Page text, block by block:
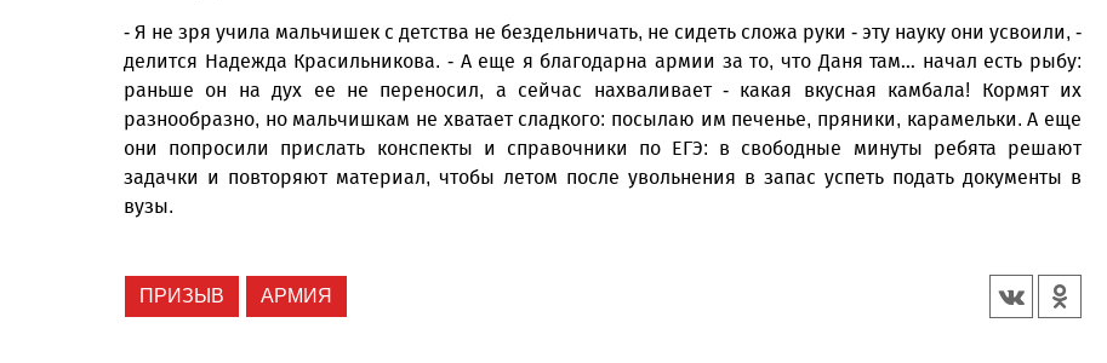
- Я не зря учила мальчишек с детства не бездельничать, не сидеть сложа руки - эту науку они усвоили, -
делится Надежда Красильникова. - А еще я благодарна армии за то, что Даня там… начал есть рыбу:
раньше он на дух ее не переносил, а сейчас нахваливает - какая вкусная камбала! Кормят их
разнообразно, но мальчишкам не хватает сладкого: посылаю им печенье, пряники, карамельки. А еще
они попросили прислать конспекты и справочники по ЕГЭ: в свободные минуты ребята решают
задачки и повторяют материал, чтобы летом после увольнения в запас успеть подать документы в
вузы.
ПРИЗЫВ АРМИЯ